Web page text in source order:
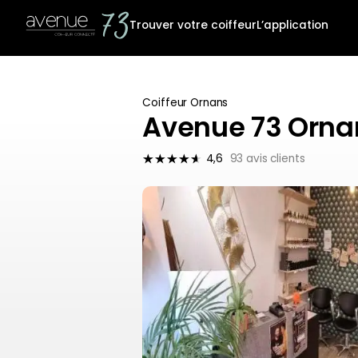
Trouver votre coiffeurL’application
Coiffeur Ornans
Avenue 73
4,6 93 avis clients